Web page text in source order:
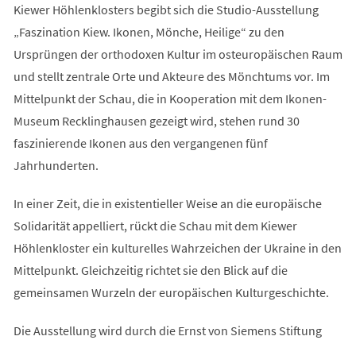
Kiewer Höhlenklosters begibt sich die Studio-Ausstellung
„Faszination Kiew. Ikonen, Mönche, Heilige“ zu den
Ursprüngen der orthodoxen Kultur im osteuropäischen Raum
und stellt zentrale Orte und Akteure des Mönchtums vor. Im
Mittelpunkt der Schau, die in Kooperation mit dem Ikonen-
Museum Recklinghausen gezeigt wird, stehen rund 30
faszinierende Ikonen aus den vergangenen fünf
Jahrhunderten.
In einer Zeit, die in existentieller Weise an die europäische
Solidarität appelliert, rückt die Schau mit dem Kiewer
Höhlenkloster ein kulturelles Wahrzeichen der Ukraine in den
Mittelpunkt. Gleichzeitig richtet sie den Blick auf die
gemeinsamen Wurzeln der europäischen Kulturgeschichte.
Die Ausstellung wird durch die Ernst von Siemens Stiftung